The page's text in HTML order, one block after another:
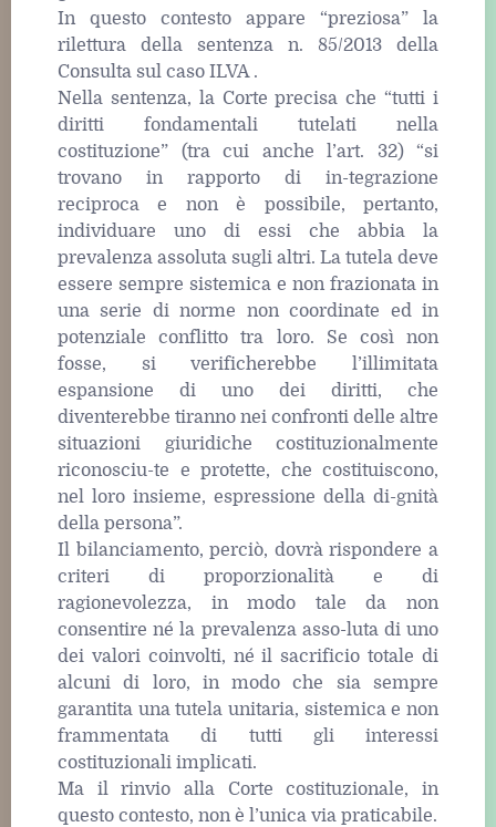
In questo contesto appare “preziosa” la
rilettura della sentenza n. 85/2013 della
Consulta sul caso ILVA .
Nella sentenza, la Corte precisa che “tutti i
diritti fondamentali tutelati nella
costituzione” (tra cui anche l’art. 32) “si
trovano in rapporto di in-tegrazione
reciproca e non è possibile, pertanto,
individuare uno di essi che abbia la
prevalenza assoluta sugli altri. La tutela deve
essere sempre sistemica e non frazionata in
una serie di norme non coordinate ed in
potenziale conflitto tra loro. Se così non
fosse, si verificherebbe l’illimitata
espansione di uno dei diritti, che
diventerebbe tiranno nei confronti delle altre
situazioni giuridiche costituzionalmente
riconosciu-te e protette, che costituiscono,
nel loro insieme, espressione della di-gnità
della persona”.
Il bilanciamento, perciò, dovrà rispondere a
criteri di proporzionalità e di
ragionevolezza, in modo tale da non
consentire né la prevalenza asso-luta di uno
dei valori coinvolti, né il sacrificio totale di
alcuni di loro, in modo che sia sempre
garantita una tutela unitaria, sistemica e non
frammentata di tutti gli interessi
costituzionali implicati.
Ma il rinvio alla Corte costituzionale, in
questo contesto, non è l’unica via praticabile.